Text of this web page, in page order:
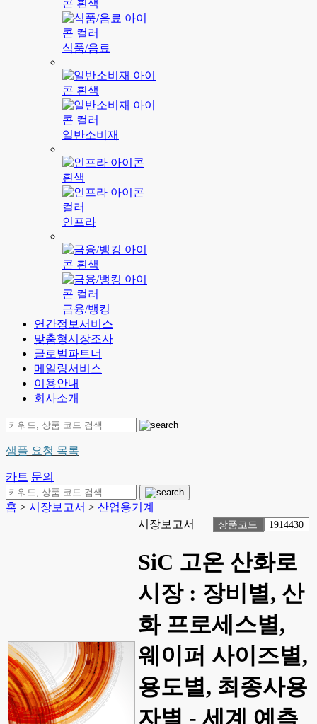
식품/음료
일반소비재
인프라
금융/뱅킹
연간정보서비스
맞춤형시장조사
글로벌파트너
메일링서비스
이용안내
회사소개
샘플 요청 목록
카트 문의
홈 > 시장보고서 > 산업용기계
시장보고서
상품코드 1914430
SiC 고온 산화로
시장 : 장비별, 산
화 프로세스별,
웨이퍼 사이즈별,
용도별, 최종사용
자별 - 세계 예측